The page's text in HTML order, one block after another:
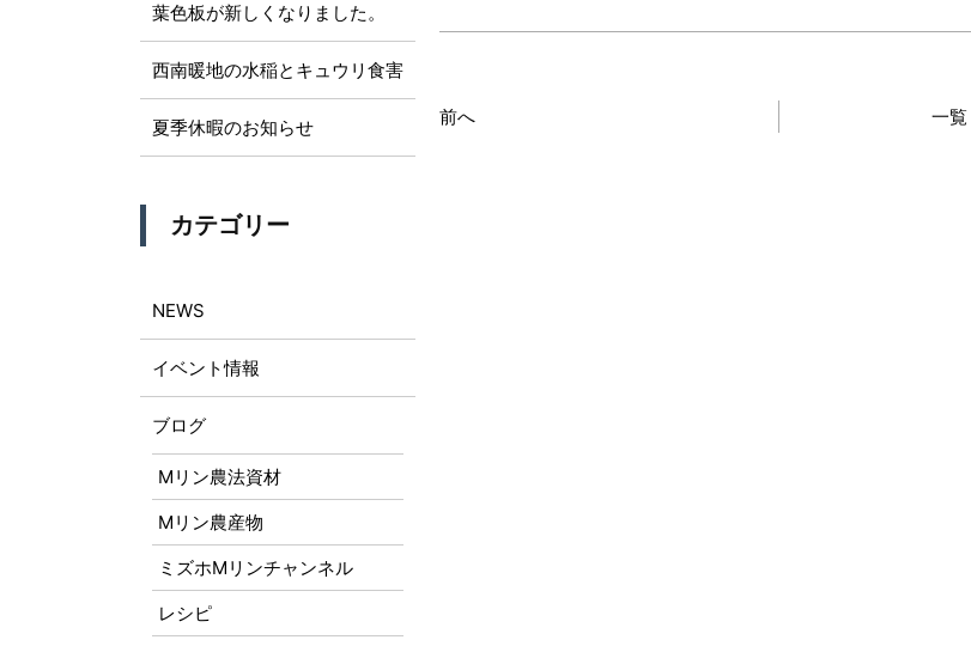
前へ 一覧
葉色板が新しくなりました。
西南暖地の水稲とキュウリ食害
夏季休暇のお知らせ
カテゴリー
NEWS
イベント情報
ブログ
Mリン農法資材
Mリン農産物
ミズホMリンチャンネル
レシピ